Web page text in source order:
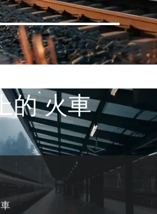
:
的 火車